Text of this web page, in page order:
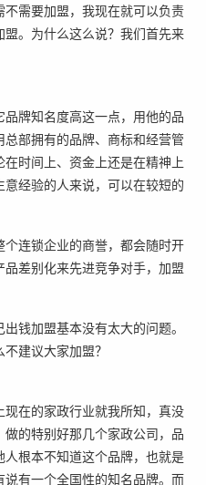
需要加盟，我现在就可以负责
。为什么这么说？我们首先来
牌知名度高这一点，用他的品
部拥有的品牌、商标和经营管
时间上、资金上还是在精神上
经验的人来说，可以在较短的
连锁企业的商誉，都会随时开
差别化来先进竞争对手，加盟
钱加盟基本没有太大的问题。
建议大家加盟？
在的家政行业就我所知，真没
的特别好那几个家政公司，品
根本不知道这个品牌，也就是
有一个全国性的知名品牌。而